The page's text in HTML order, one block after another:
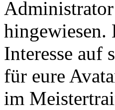
hingewiesen.
Interesse auf
für eure
im